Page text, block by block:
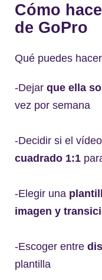
Cómo
de GoPro
Qué puedes
-Dejar que ella
vez por semana
-Decidir si el
cuadrado 1:1
-Elegir una
imagen y
-Escoger entre
plantilla